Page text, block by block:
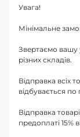
Увага!
Мінімальне
Звертаємо вашу
різних складів.
Відправка всіх
відбувається
Відправка
предоплаті 15%